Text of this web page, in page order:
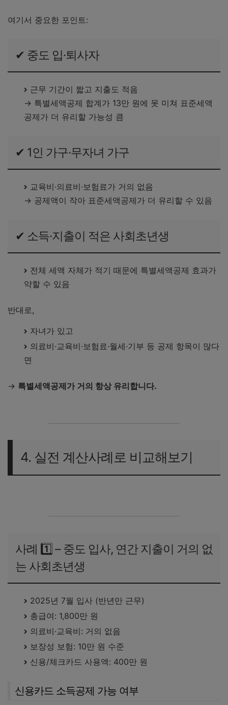
여기서 중요한 포인트:
✔ 중도 입·퇴사자
근무 기간이 짧고 지출도 적음
→ 특별세액공제 합계가 13만 원에 못 미쳐 표준세액
공제가 더 유리할 가능성 큼
✔ 1인 가구·무자녀 가구
교육비·의료비·보험료가 거의 없음
→ 공제액이 작아 표준세액공제가 더 유리할 수 있음
✔ 소득·지출이 적은 사회초년생
전체 세액 자체가 적기 때문에 특별세액공제 효과가
약할 수 있음
반대로,
자녀가 있고
의료비·교육비·보험료·월세·기부 등 공제 항목이 많다
면
→ 특별세액공제가 거의 항상 유리합니다.
4. 실전 계산사례로 비교해보기
사례 1️⃣ – 중도 입사, 연간 지출이 거의 없
는 사회초년생
2025년 7월 입사 (반년만 근무)
총급여: 1,800만 원
의료비·교육비: 거의 없음
보장성 보험: 10만 원 수준
신용/체크카드 사용액: 400만 원
신용카드 소득공제 가능 여부